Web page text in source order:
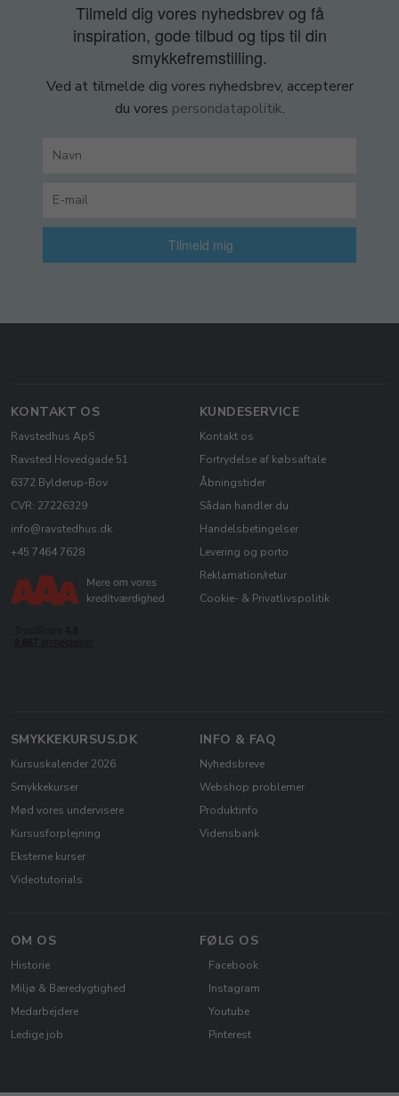
Tilmeld dig vores nyhedsbrev og få
inspiration, gode tilbud og tips til din
smykkefremstilling.
Ved at tilmelde dig vores nyhedsbrev, accepterer
du vores persondatapolitik.
Tilmeld mig
KONTAKT OS
Ravstedhus ApS
Ravsted Hovedgade 51
6372 Bylderup-Bov
CVR: 27226329
info@ravstedhus.dk
+45 7464 7628
KUNDESERVICE
Kontakt os
Fortrydelse af købsaftale
Åbningstider
Sådan handler du
Handelsbetingelser
Levering og porto
Reklamation/retur
Cookie- & Privatlivspolitik
SMYKKEKURSUS.DK
Kursuskalender 2026
Smykkekurser
Mød vores undervisere
Kursusforplejning
Eksterne kurser
Videotutorials
INFO & FAQ
Nyhedsbreve
Webshop problemer
Produktinfo
Vidensbank
OM OS
Historie
Miljø & Bæredygtighed
Medarbejdere
Ledige job
FØLG OS
Facebook
Instagram
Youtube
Pinterest